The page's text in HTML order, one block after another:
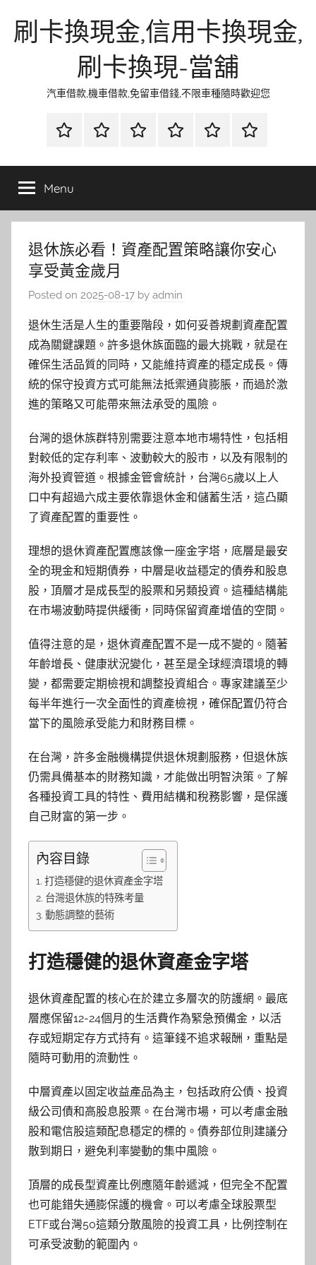
刷卡換現金,信用卡換現金,
刷卡換現-當舖
汽車借款,機車借款,免留車借錢,不限車種隨時歡迎您
首
當
金
網
資
流
時
環
清
聯
徵
Menu
退休族必看！資產配置策略讓你安心
享受黃金歲月
Posted on 2025-08-17 by admin
退休生活是人生的重要階段，如何妥善規劃資產配置
成為關鍵課題。許多退休族面臨的最大挑戰，就是在
確保生活品質的同時，又能維持資產的穩定成長。傳
統的保守投資方式可能無法抵禦通貨膨脹，而過於激
進的策略又可能帶來無法承受的風險。
台灣的退休族群特別需要注意本地市場特性，包括相
對較低的定存利率、波動較大的股市，以及有限制的
海外投資管道。根據金管會統計，台灣65歲以上人
口中有超過六成主要依靠退休金和儲蓄生活，這凸顯
了資產配置的重要性。
理想的退休資產配置應該像一座金字塔，底層是最安
全的現金和短期債券，中層是收益穩定的債券和股息
股，頂層才是成長型的股票和另類投資。這種結構能
在市場波動時提供緩衝，同時保留資產增值的空間。
值得注意的是，退休資產配置不是一成不變的。隨著
年齡增長、健康狀況變化，甚至是全球經濟環境的轉
變，都需要定期檢視和調整投資組合。專家建議至少
每半年進行一次全面性的資產檢視，確保配置仍符合
當下的風險承受能力和財務目標。
在台灣，許多金融機構提供退休規劃服務，但退休族
仍需具備基本的財務知識，才能做出明智決策。了解
各種投資工具的特性、費用結構和稅務影響，是保護
自己財富的第一步。
內容目錄
打造穩健的退休資產金字塔
台灣退休族的特殊考量
動態調整的藝術
打造穩健的退休資產金字塔
退休資產配置的核心在於建立多層次的防護網。最底
層應保留12-24個月的生活費作為緊急預備金，以活
存或短期定存方式持有。這筆錢不追求報酬，重點是
隨時可動用的流動性。
中層資產以固定收益產品為主，包括政府公債、投資
級公司債和高股息股票。在台灣市場，可以考慮金融
股和電信股這類配息穩定的標的。債券部位則建議分
散到期日，避免利率變動的集中風險。
頂層的成長型資產比例應隨年齡遞減，但完全不配置
也可能錯失通膨保護的機會。可以考慮全球股票型
ETF或台灣50這類分散風險的投資工具，比例控制在
可承受波動的範圍內。